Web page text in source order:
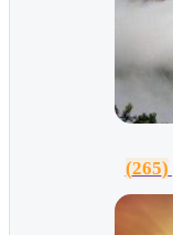
(265)